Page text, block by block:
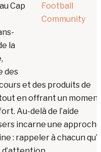
Cap
la
des
et des produits de
en offrant un moment
Au-delà de l’aide
incarne une approche
: rappeler à chacun